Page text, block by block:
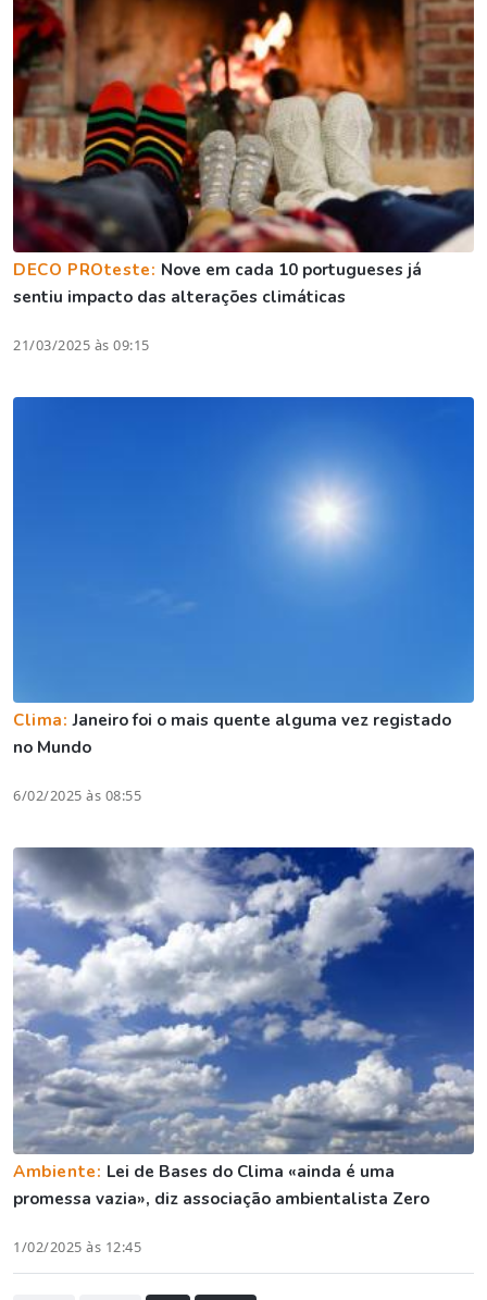
DECO PROteste: Nove em cada 10 portugueses já
sentiu impacto das alterações climáticas
21/03/2025 às 09:15
Clima:Janeiro foi o mais quente alguma vez registado
no Mundo
6/02/2025 às 08:55
Ambiente: Lei de Bases do Clima «ainda é uma
promessa vazia», diz associação ambientalista Zero
1/02/2025 às 12:45